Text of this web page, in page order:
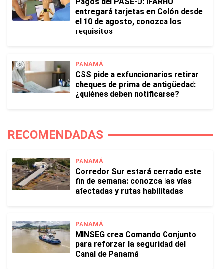
entregará tarjetas en Colón desde
el 10 de agosto, conozca los
requisitos
PANAMÁ
CSS pide a exfuncionarios retirar
cheques de prima de antigüedad:
¿quiénes deben notificarse?
RECOMENDADAS
PANAMÁ
Corredor Sur estará cerrado este
fin de semana: conozca las vías
afectadas y rutas habilitadas
PANAMÁ
MINSEG crea Comando Conjunto
para reforzar la seguridad del
Canal de Panamá